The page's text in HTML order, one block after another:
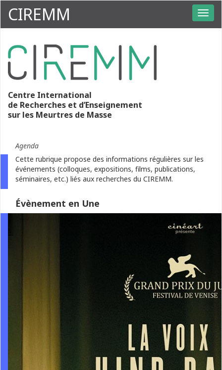
CIREMM
Centre International
de Recherches et d’Enseignement
sur les Meurtres de Masse
Agenda
Cette rubrique propose des informations régulières sur les
événements (colloques, expositions, films, publications,
séminaires, etc.) liés aux recherches du CIREMM.
Évènement en Une